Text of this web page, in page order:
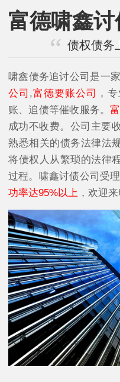
富德啸鑫讨
债权债务
啸鑫债务追讨公司是一
公司 ,富德要账公司
，
账、追债等催收服务。
成功不收费。公司主要
熟悉相关的债务法律法
将债权人从繁琐的法律
过程。啸鑫讨债公司受
功率达95%以上 ，欢迎